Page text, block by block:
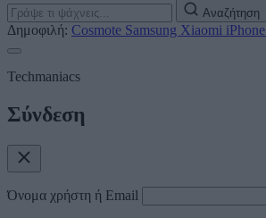
Αναζήτηση
Δημοφιλή: Cosmote Samsung Xiaomi iPhone
Techmaniacs
Σύνδεση
Όνομα χρήστη ή Email